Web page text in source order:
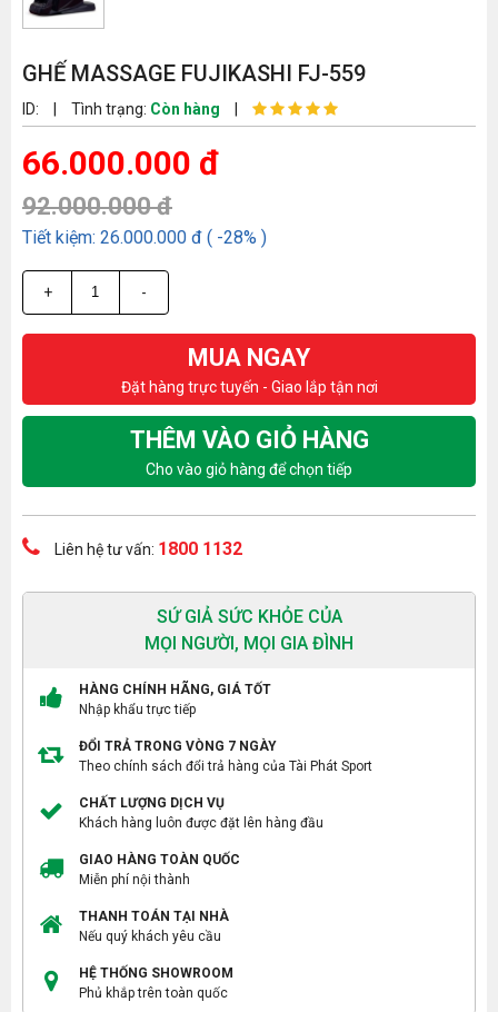
GHẾ MASSAGE FUJIKASHI FJ-559
ID: Tình trạng: Còn hàng
66.000.000 đ
92.000.000 đ
Tiết kiệm: 26.000.000 đ ( -28% )
+ -
MUA NGAY
Đặt hàng trực tuyến - Giao lắp tận nơi
THÊM VÀO GIỎ HÀNG
Cho vào giỏ hàng để chọn tiếp
Liên hệ tư vấn: 1800 1132
SỨ GIẢ SỨC KHỎE CỦA
MỌI NGƯỜI, MỌI GIA ĐÌNH
HÀNG CHÍNH HÃNG, GIÁ TỐT
Nhập khẩu trực tiếp
ĐỔI TRẢ TRONG VÒNG 7 NGÀY
Theo chính sách đổi trả hàng của Tài Phát Sport
CHẤT LƯỢNG DỊCH VỤ
Khách hàng luôn được đặt lên hàng đầu
GIAO HÀNG TOÀN QUỐC
Miễn phí nội thành
THANH TOÁN TẠI NHÀ
Nếu quý khách yêu cầu
HỆ THỐNG SHOWROOM
Phủ khắp trên toàn quốc